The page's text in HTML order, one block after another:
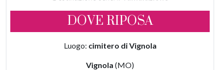
DOVE RIPOSA
Luogo: cimitero di Vignola
Vignola (MO)